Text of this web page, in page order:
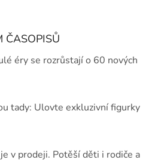
ČASOPISŮ
éry se rozrůstají o 60 nových
tady: Ulovte exkluzivní figurky
v prodeji. Potěší děti i rodiče a